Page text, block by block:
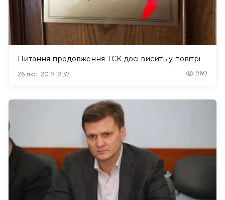
Питання продовження ТСК досі висить у повітрі
26 лют. 2019 12:37 960